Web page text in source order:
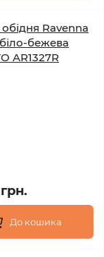
обідня Ravenna
бежева
AR1327R
До кошика